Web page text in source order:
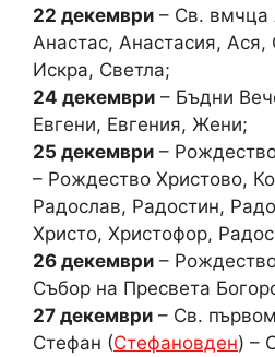
22 декември – Св. вмчца
Анастас, Анастасия,
Искра, Светла;
24 декември – Бъдни
Евгени, Евгения, Жени;
25 декември –
– Рождество Христово,
Радослав, Радостин,
Христо, Христофор,
26 декември –
Събор на Пресвета
27 декември – Св.
Стефан (Стефановден) –